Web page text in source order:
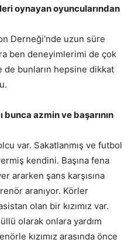
oynayan oyuncularından
Derneği’nde uzun süre
ben deneyimlerimi de çok
de bunların hepsine dikkat
azmin ve başarının
var. Sakatlanmış ve futbol
kendini. Başına fena
ararken şans karşısına
aranıyor. Körler
olan bir kızımız var.
olarak onlara yardım
kızımız arasında önce